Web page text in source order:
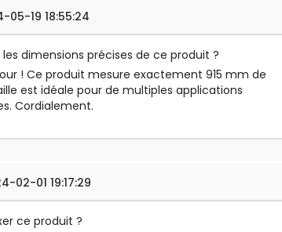
05-19 18:55:24
dimensions précises de ce produit ?
! Ce produit mesure exactement 915 mm de
est idéale pour de multiples applications
Cordialement.
02-01 19:17:29
ce produit ?